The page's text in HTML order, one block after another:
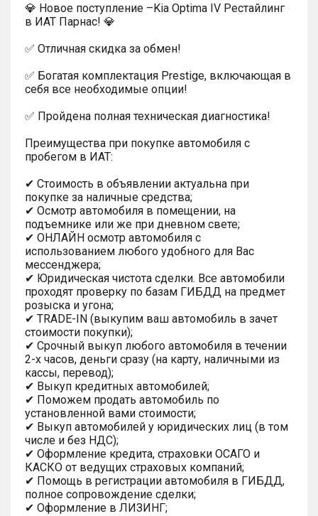
💎 Новое поступление –Kia Optima IV Рестайлинг
в ИАТ Парнас! 💎
✅ Отличная скидка за обмен!
✅ Богатая комплектация Prestige, включающая в
себя все необходимые опции!
✅ Пройдена полная техническая диагностика!
Преимущества при покупке автомобиля с
пробегом в ИАТ:
✔ Стоимость в объявлении актуальна при
покупке за наличные средства;
✔ Осмотр автомобиля в помещении, на
подъемнике или же при дневном свете;
✔ ОНЛАЙН осмотр автомобиля с
использованием любого удобного для Вас
мессенджера;
✔ Юридическая чистота сделки. Все автомобили
проходят проверку по базам ГИБДД на предмет
розыска и угона;
✔ TRADE-IN (выкупим ваш автомобиль в зачет
стоимости покупки);
✔ Срочный выкуп любого автомобиля в течении
2-х часов, деньги сразу (на карту, наличными из
кассы, перевод);
✔ Выкуп кредитных автомобилей;
✔ Поможем продать автомобиль по
установленной вами стоимости;
✔ Выкуп автомобилей у юридических лиц (в том
числе и без НДС);
✔ Оформление кредита, страховки ОСАГО и
КАСКО от ведущих страховых компаний;
✔ Помощь в регистрации автомобиля в ГИБДД,
полное сопровождение сделки;
✔ Оформление в ЛИЗИНГ;